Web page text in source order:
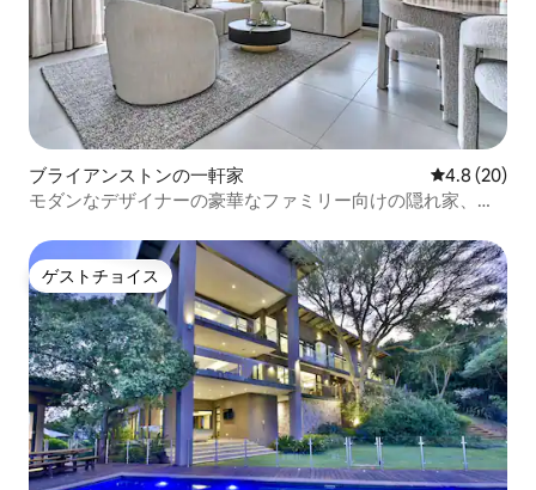
ブライアンストンの一軒家 レビュー20
4.8 (20)
モダンなデザイナーの豪華なファミリー向けの隠れ家、サ
ゲストチョイス
ゲストチョイス